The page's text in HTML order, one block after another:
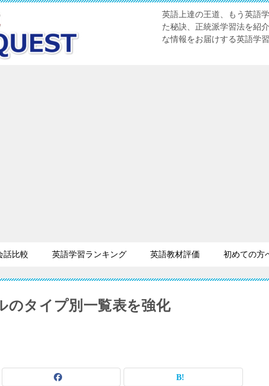
英語上達の王道、もう英語
た秘訣、正統派学習法を紹
な情報をお届けする英語学習
話比較 英語学習ランキング 英語教材評価 初めての方
のタイプ別一覧表を強化